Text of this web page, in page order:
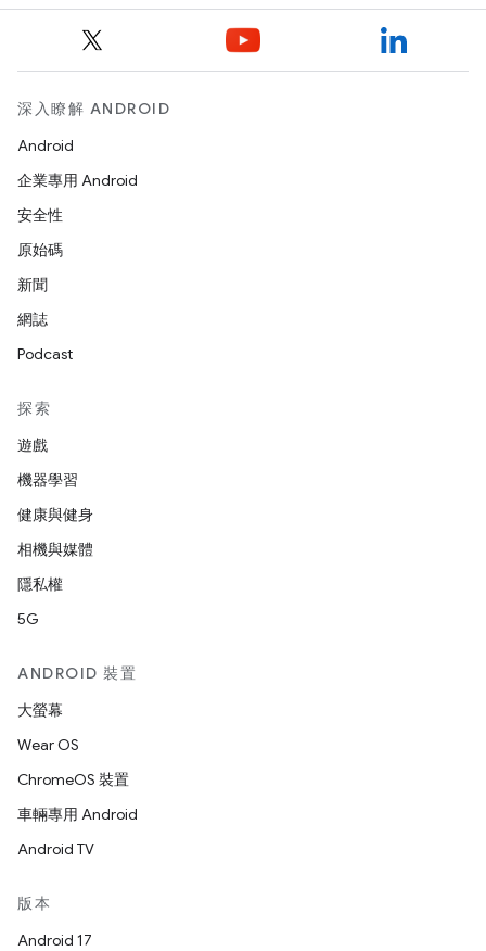
深入瞭解 ANDROID
Android
企業專用 Android
安全性
原始碼
新聞
網誌
Podcast
探索
遊戲
機器學習
健康與健身
相機與媒體
隱私權
5G
ANDROID 裝置
大螢幕
Wear OS
ChromeOS 裝置
車輛專用 Android
Android TV
版本
Android 17